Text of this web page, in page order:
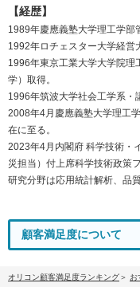
【経歴】
1989年慶應義塾大学理工学部
1992年ロチェスター大学経営
1996年東京工業大学大学院理
学）取得。
1996年筑波大学社会工学系・
2008年4月慶應義塾大学理工
在に至る。
2023年4月内閣府 科学技術・
災担当）付上席科学技術政策
研究分野は応用統計解析、品
顧客満足度について
オリコン顧客満足度ランキング お